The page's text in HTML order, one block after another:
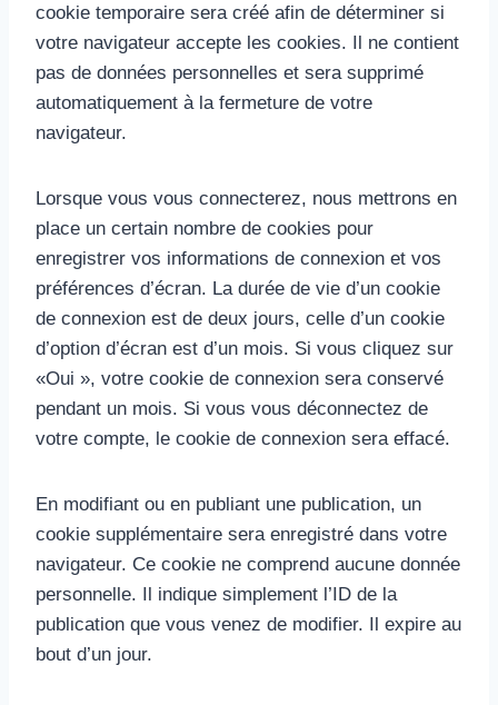
cookie temporaire sera créé afin de déterminer si
votre navigateur accepte les cookies. Il ne contient
pas de données personnelles et sera supprimé
automatiquement à la fermeture de votre
navigateur.
Lorsque vous vous connecterez, nous mettrons en
place un certain nombre de cookies pour
enregistrer vos informations de connexion et vos
préférences d’écran. La durée de vie d’un cookie
de connexion est de deux jours, celle d’un cookie
d’option d’écran est d’un mois. Si vous cliquez sur
«Oui », votre cookie de connexion sera conservé
pendant un mois. Si vous vous déconnectez de
votre compte, le cookie de connexion sera effacé.
En modifiant ou en publiant une publication, un
cookie supplémentaire sera enregistré dans votre
navigateur. Ce cookie ne comprend aucune donnée
personnelle. Il indique simplement l’ID de la
publication que vous venez de modifier. Il expire au
bout d’un jour.